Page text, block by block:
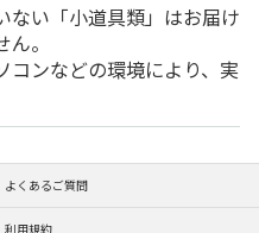
ない「小道具類」はお届け
。
コンなどの環境により、実
よくあるご質問
利用規約